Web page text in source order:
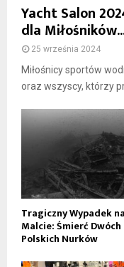
Yacht Salon
dla
25 września 2024
Miłośnicy sportów
oraz wszyscy, którzy
Tragiczny Wypadek na
Malcie: Śmierć Dwóch
Polskich Nurków